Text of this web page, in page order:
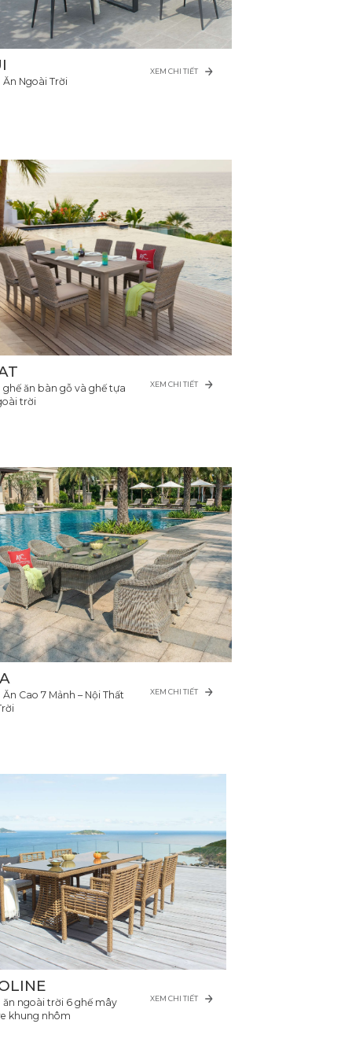
Ăn Ngoài Trời
XEM CHI TIẾT
ăn bàn gỗ và ghế tựa
trời
XEM CHI TIẾT
Cao 7 Mảnh – Nội Thất
XEM CHI TIẾT
ăn ngoài trời 6 ghế mây
khung nhôm
XEM CHI TIẾT